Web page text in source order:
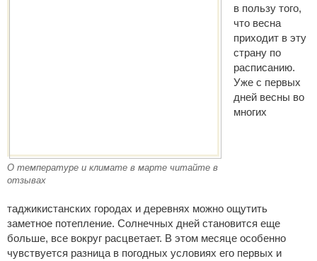
О температуре и климате в марте читайте в
отзывах
в пользу того,
что весна
приходит в эту
страну по
расписанию.
Уже с первых
дней весны во
многих
таджикистанских городах и деревнях можно ощутить
заметное потепление. Солнечных дней становится еще
больше, все вокруг расцветает. В этом месяце особенно
чувствуется разница в погодных условиях его первых и